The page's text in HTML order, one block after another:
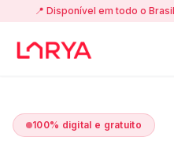
📍 Disponível em todo o Brasil
100% digital e gratuito